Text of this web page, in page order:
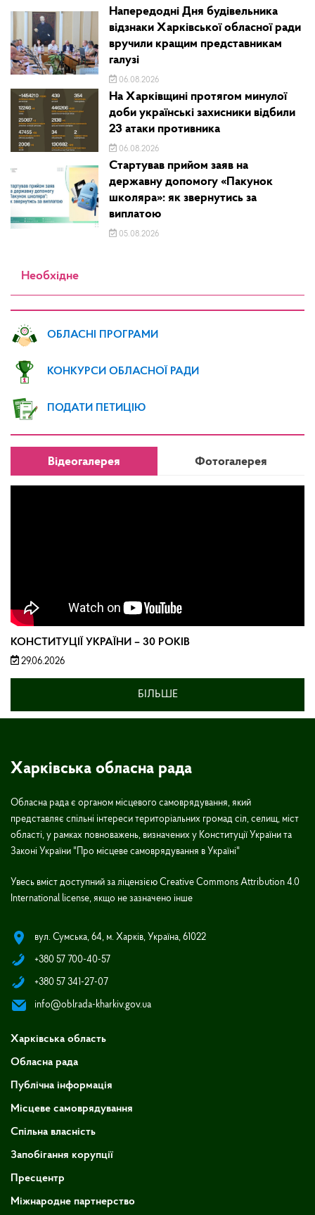
Напередодні Дня будівельника
відзнаки Харківської обласної ради
вручили кращим представникам
галузі
06.08.2026
На Харківщині протягом минулої
доби українські захисники відбили
23 атаки противника
06.08.2026
Стартував прийом заяв на
державну допомогу «Пакунок
школяра»: як звернутись за
виплатою
05.08.2026
Необхідне
ОБЛАСНІ ПРОГРАМИ
КОНКУРСИ ОБЛАСНОЇ РАДИ
ПОДАТИ ПЕТИЦІЮ
Відеогалерея Фотогалерея
КОНСТИТУЦІЇ УКРАЇНИ – 30 РОКІВ
29.06.2026
БІЛЬШЕ
Харківська обласна рада
Обласна рада є органом місцевого самоврядування, який
представляє спільні інтереси територіальних громад сіл, селищ, міст
області, у рамках повноважень, визначених у Конституції України та
Законі України "Про місцеве самоврядування в Україні"
Увесь вміст доступний за ліцензією Creative Commons Attribution 4.0
International license, якщо не зазначено інше
вул. Сумська, 64, м. Харків, Україна, 61022
+380 57 700-40-57
+380 57 341-27-07
info@oblrada-kharkiv.gov.ua
Харківська область
Обласна рада
Публічна інформація
Місцеве самоврядування
Спільна власність
Запобігання корупції
Пресцентр
Міжнародне партнерство